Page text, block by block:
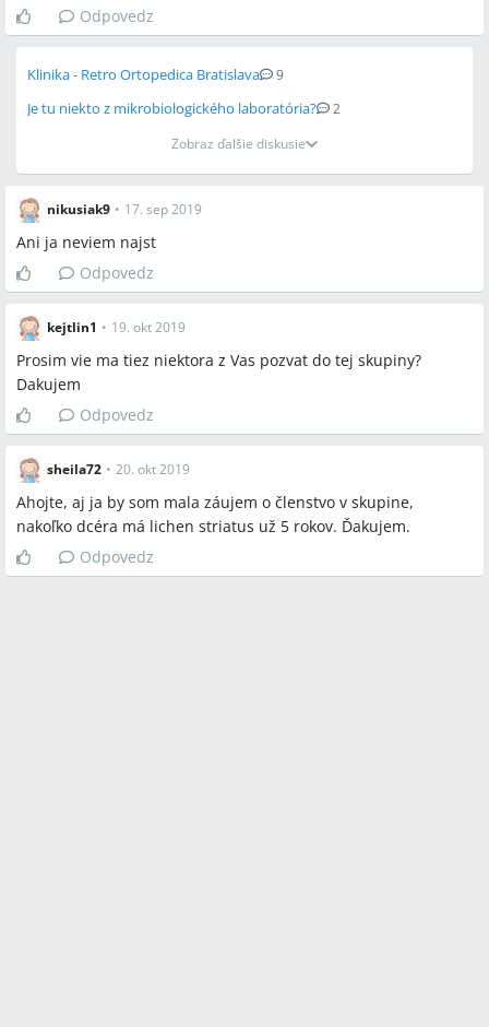
Odpovedz
Klinika - Retro Ortopedica Bratislava 9
Je tu niekto z mikrobiologického laboratória?
2
Zobraz ďalšie diskusie
nikusiak9 • 17. sep 2019
Ani ja neviem najst
Odpovedz
kejtlin1 • 19. okt 2019
Prosim vie ma tiez niektora z Vas pozvat do tej skupiny?
Dakujem
Odpovedz
sheila72 • 20. okt 2019
Ahojte, aj ja by som mala záujem o členstvo v skupine,
nakoľko dcéra má lichen striatus už 5 rokov. Ďakujem.
Odpovedz